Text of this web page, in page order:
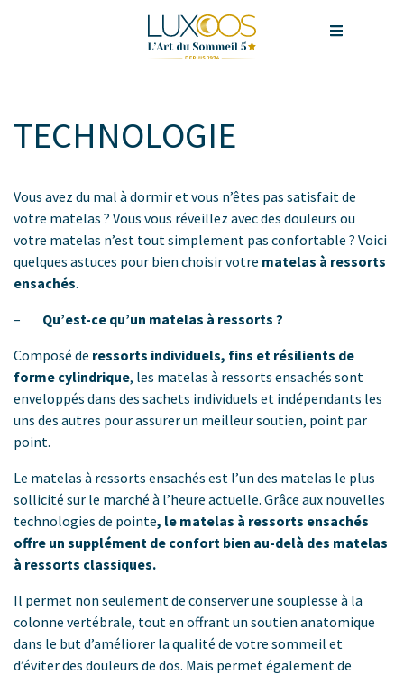
TECHNOLOGIE
Vous avez du mal à dormir et vous n’êtes pas satisfait de
votre matelas ? Vous vous réveillez avec des douleurs ou
votre matelas n’est tout simplement pas confortable ? Voici
quelques astuces pour bien choisir votre matelas à ressorts
ensachés.
– Qu’est-ce qu’un matelas à ressorts ?
Composé de ressorts individuels, fins et résilients de
forme cylindrique, les matelas à ressorts ensachés sont
enveloppés dans des sachets individuels et indépendants les
uns des autres pour assurer un meilleur soutien, point par
point.
Le matelas à ressorts ensachés est l’un des matelas le plus
sollicité sur le marché à l’heure actuelle. Grâce aux nouvelles
technologies de pointe, le matelas à ressorts ensachés
offre un supplément de confort bien au-delà des matelas
à ressorts classiques.
Il permet non seulement de conserver une souplesse à la
colonne vertébrale, tout en offrant un soutien anatomique
dans le but d’améliorer la qualité de votre sommeil et
d’éviter des douleurs de dos. Mais permet également de